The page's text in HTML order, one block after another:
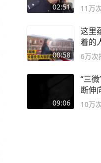
02:51 11万
00:58
这里
着的
6万次
09:06
“三
断伸
10万